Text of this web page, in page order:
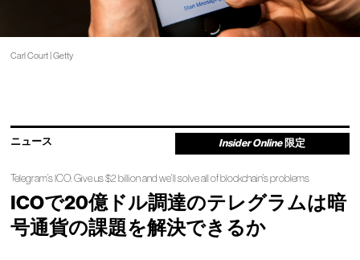
Carl Court | Getty
ニュース Insider Online 限定
Telegram’s ICO: Give us $2 billion and we’ll solve all of blockchain’s problems
ICOで20億ドル調達のテレグラムは暗
号通貨の課題を解決できるか